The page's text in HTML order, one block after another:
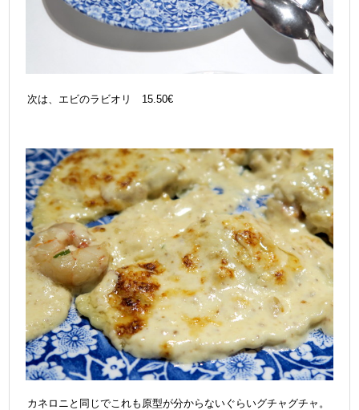
次は、エビのラビオリ 15.50€
カネロニと同じでこれも原型が分からないぐらいグチャグチャ。